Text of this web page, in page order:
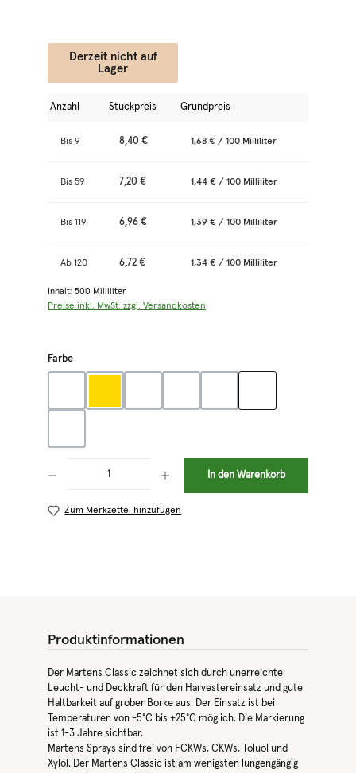
Derzeit nicht auf
Lager
Anzahl Stückpreis Grundpreis
Bis 9 8,40 € 1,68 € / 100 Milliliter
Bis 59 7,20 € 1,44 € / 100 Milliliter
Bis 119 6,96 € 1,39 € / 100 Milliliter
Ab 120 6,72 € 1,34 € / 100 Milliliter
Inhalt: 500 Milliliter
Preise inkl. MwSt. zzgl. Versandkosten
Farbeauswählen
In den Warenkorb
Zum Merkzettel hinzufügen
Produktinformationen
Der Martens Classic zeichnet sich durch unerreichte
Leucht- und Deckkraft für den Harvestereinsatz und gute
Haltbarkeit auf grober Borke aus. Der Einsatz ist bei
Temperaturen von -5°C bis +25°C möglich. Die Markierung
ist 1-3 Jahre sichtbar.
Martens Sprays sind frei von FCKWs, CKWs, Toluol und
Xylol. Der Martens Classic ist am wenigsten lungengängig